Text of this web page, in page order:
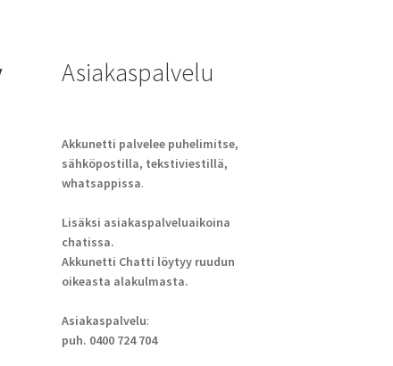
Asiakaspalvelu
Akkunetti palvelee puhelimitse,
sähköpostilla, tekstiviestillä,
whatsappissa.
Lisäksi asiakaspalveluaikoina
chatissa.
Akkunetti Chatti löytyy ruudun
oikeasta alakulmasta.
Asiakaspalvelu:
puh. 0400 724 704